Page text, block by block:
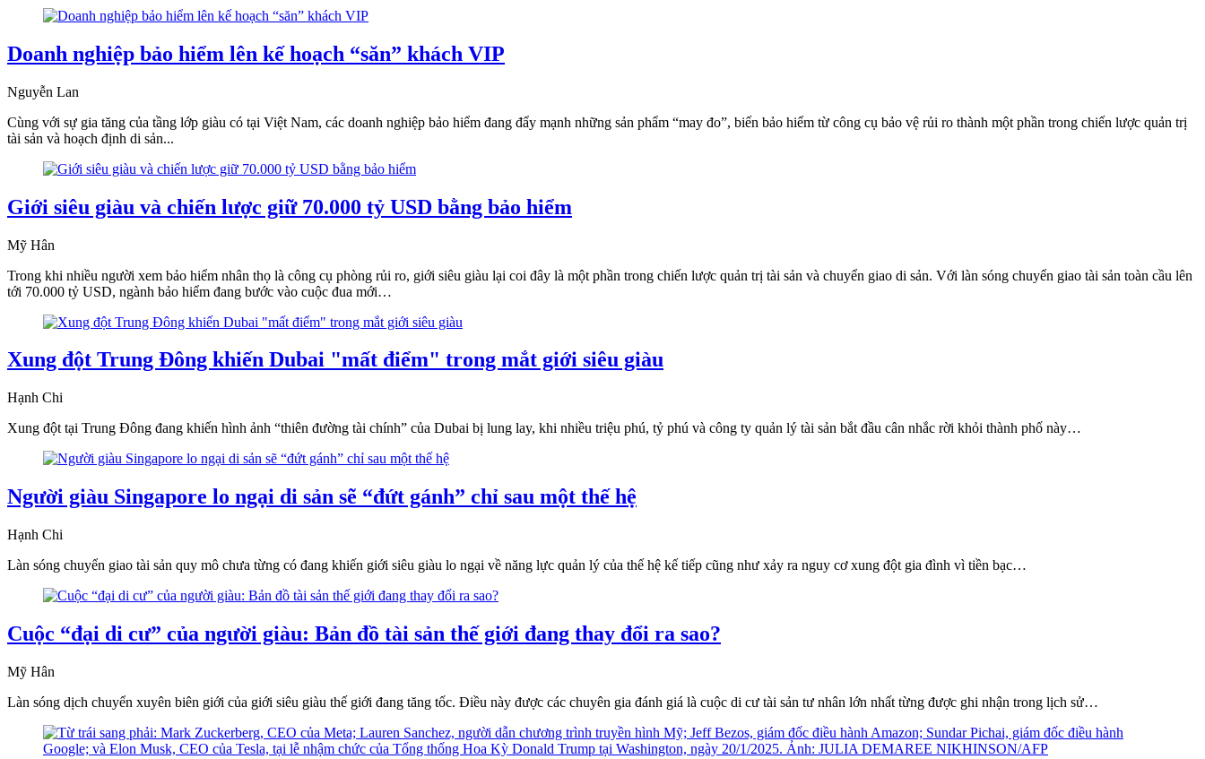
Doanh nghiệp bảo hiểm lên kế hoạch “săn” khách VIP
Nguyễn Lan
Cùng với sự gia tăng của tầng lớp giàu có tại Việt Nam, các doanh nghiệp bảo hiểm đang đẩy mạnh những sản phẩm “may đo”, biến bảo hiểm từ công cụ bảo vệ rủi ro thành một phần trong chiến lược quản trị
tài sản và hoạch định di sản...
Giới siêu giàu và chiến lược giữ 70.000 tỷ USD bằng bảo hiểm
Mỹ Hân
Trong khi nhiều người xem bảo hiểm nhân thọ là công cụ phòng rủi ro, giới siêu giàu lại coi đây là một phần trong chiến lược quản trị tài sản và chuyển giao di sản. Với làn sóng chuyển giao tài sản toàn cầu lên
tới 70.000 tỷ USD, ngành bảo hiểm đang bước vào cuộc đua mới…
Xung đột Trung Đông khiến Dubai "mất điểm" trong mắt giới siêu giàu
Hạnh Chi
Xung đột tại Trung Đông đang khiến hình ảnh “thiên đường tài chính” của Dubai bị lung lay, khi nhiều triệu phú, tỷ phú và công ty quản lý tài sản bắt đầu cân nhắc rời khỏi thành phố này…
Người giàu Singapore lo ngại di sản sẽ “đứt gánh” chỉ sau một thế hệ
Hạnh Chi
Làn sóng chuyển giao tài sản quy mô chưa từng có đang khiến giới siêu giàu lo ngại về năng lực quản lý của thế hệ kế tiếp cũng như xảy ra nguy cơ xung đột gia đình vì tiền bạc…
Cuộc “đại di cư” của người giàu: Bản đồ tài sản thế giới đang thay đổi ra sao?
Mỹ Hân
Làn sóng dịch chuyển xuyên biên giới của giới siêu giàu thế giới đang tăng tốc. Điều này được các chuyên gia đánh giá là cuộc di cư tài sản tư nhân lớn nhất từng được ghi nhận trong lịch sử…